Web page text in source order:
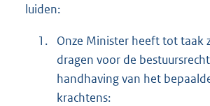
luiden:
1.
Onze Minister heeft tot taak
dragen voor de
handhaving van het
krachtens: